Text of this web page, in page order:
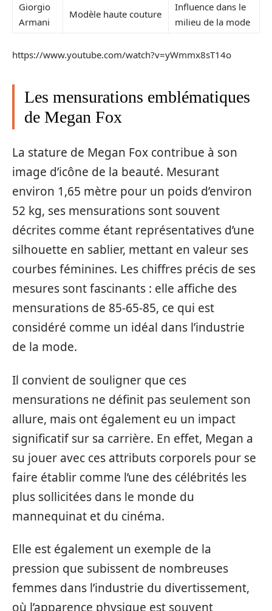
Giorgio
Armani
Modèle haute couture
Influence dans le
milieu de la mode
https://www.youtube.com/watch?v=yWmmx8sT14o
Les mensurations emblématiques
de Megan Fox
La stature de Megan Fox contribue à son
image d’icône de la beauté. Mesurant
environ 1,65 mètre pour un poids d’environ
52 kg, ses mensurations sont souvent
décrites comme étant représentatives d’une
silhouette en sablier, mettant en valeur ses
courbes féminines. Les chiffres précis de ses
mesures sont fascinants : elle affiche des
mensurations de 85-65-85, ce qui est
considéré comme un idéal dans l’industrie
de la mode.
Il convient de souligner que ces
mensurations ne définit pas seulement son
allure, mais ont également eu un impact
significatif sur sa carrière. En effet, Megan a
su jouer avec ces attributs corporels pour se
faire établir comme l’une des célébrités les
plus sollicitées dans le monde du
mannequinat et du cinéma.
Elle est également un exemple de la
pression que subissent de nombreuses
femmes dans l’industrie du divertissement,
où l’apparence physique est souvent